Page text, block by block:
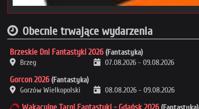
Obecnie trwające wydarzenia
Brzeskie Dni Fantastyki 2026 (Fantastyka)
Brzeg
07.08.2026 - 09.08.2026
Gorcon 2026 (Fantastyka)
Gorzów Wielkopolski
08.08.2026 - 09.08.2026